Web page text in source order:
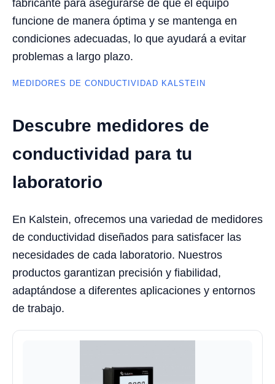
fabricante para asegurarse de que el equipo
funcione de manera óptima y se mantenga en
condiciones adecuadas, lo que ayudará a evitar
problemas a largo plazo.
MEDIDORES DE CONDUCTIVIDAD KALSTEIN
Descubre medidores de
conductividad para tu
laboratorio
En Kalstein, ofrecemos una variedad de medidores
de conductividad diseñados para satisfacer las
necesidades de cada laboratorio. Nuestros
productos garantizan precisión y fiabilidad,
adaptándose a diferentes aplicaciones y entornos
de trabajo.